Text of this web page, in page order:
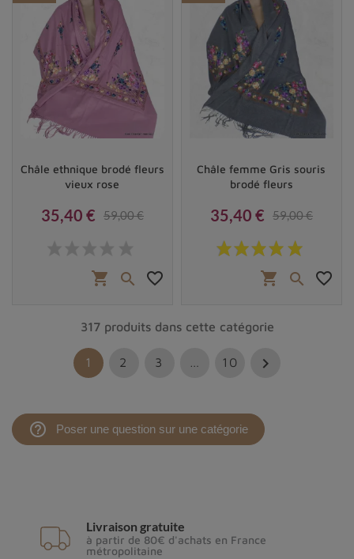
Châle ethnique brodé fleurs
vieux rose
35,40 € 59,00 €
shopping_cart  favorite_border
Châle femme Gris souris
brodé fleurs
Prix
35,40 €
Prix de base
59,00 €
shopping_cart  favorite_border
317 produits dans cette catégorie
1 2 3 10 
help_outline Poser une question sur une catégorie
Livraison gratuite
à partir de 80€ d'achats en France
métropolitaine